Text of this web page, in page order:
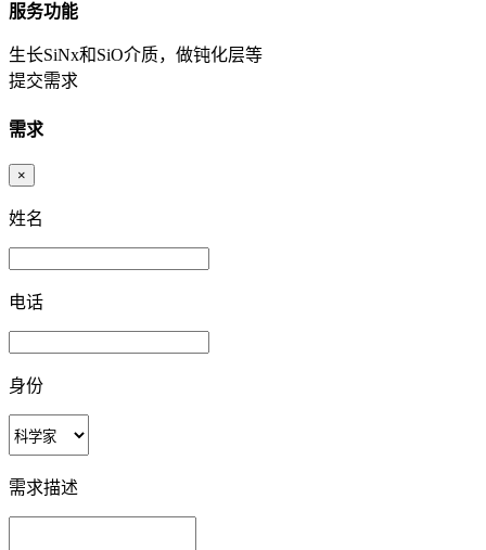
服务功能
生长SiNx和SiO介质，做钝化层等
提交需求
需求
×
姓名
电话
身份
需求描述